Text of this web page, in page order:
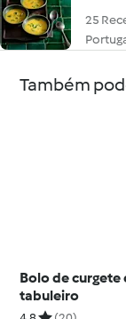
25
Também
Bolo de curgete
tabuleiro